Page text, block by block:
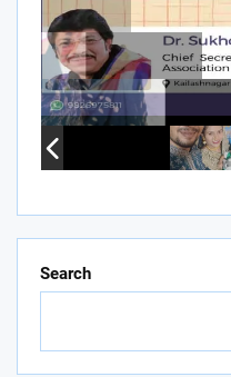
Search